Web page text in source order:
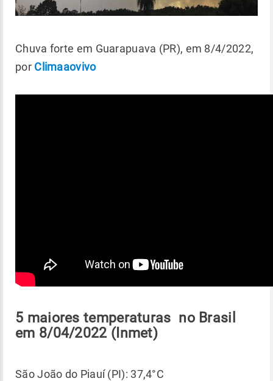
Chuva forte em Guarapuava (PR), em 8/4/2022,
por Climaaovivo
5 maiores temperaturas no Brasil
em 8/04/2022 (Inmet)
São João do Piauí (PI): 37,4°C